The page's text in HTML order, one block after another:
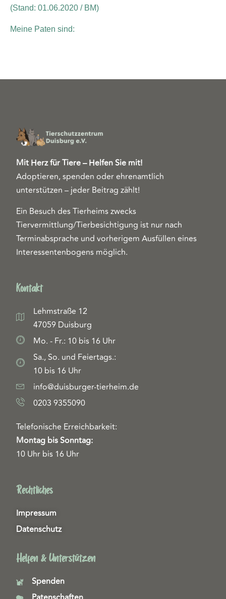
(Stand: 01.06.2020 / BM)
Meine Paten sind:
Mit Herz für Tiere – Helfen Sie mit!
Adoptieren, spenden oder ehrenamtlich
unterstützen – jeder Beitrag zählt!
Ein Besuch des Tierheims zwecks
Tiervermittlung/Tierbesichtigung ist nur nach
Terminabsprache und vorherigem Ausfüllen eines
Interessentenbogens möglich.
Kontakt
Lehmstraße 12
47059 Duisburg
Mo. - Fr.: 10 bis 16 Uhr
Sa., So. und Feiertags.:
10 bis 16 Uhr
info@duisburger-tierheim.de
0203 9355090
Telefonische Erreichbarkeit:
Montag bis Sonntag:
10 Uhr bis 16 Uhr
Rechtliches
Impressum
Datenschutz
Helfen & Unterstützen
Spenden